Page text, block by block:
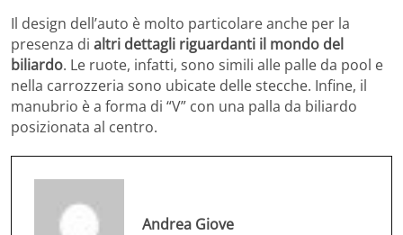
Il design dell’auto è molto particolare anche per la
presenza di altri dettagli riguardanti il mondo del
biliardo. Le ruote, infatti, sono simili alle palle da pool e
nella carrozzeria sono ubicate delle stecche. Infine, il
manubrio è a forma di “V” con una palla da biliardo
posizionata al centro.
Andrea Giove